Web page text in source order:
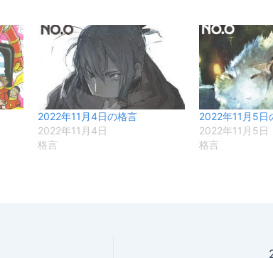
2022年11月4日の格言
2022年11月4日
格言
2022年11月5日
2022年11月5日
格言